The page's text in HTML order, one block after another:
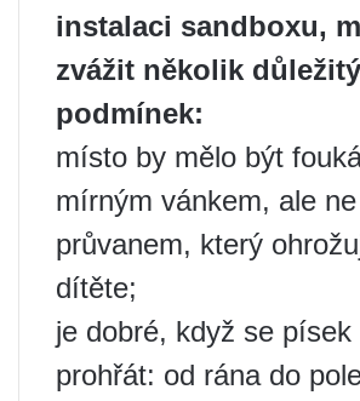
instalaci sandboxu,
zvážit několik
podmínek:
místo by mělo být
mírným vánkem, ale ne
průvanem, který
dítěte;
je dobré, když se písek
prohřát: od rána do